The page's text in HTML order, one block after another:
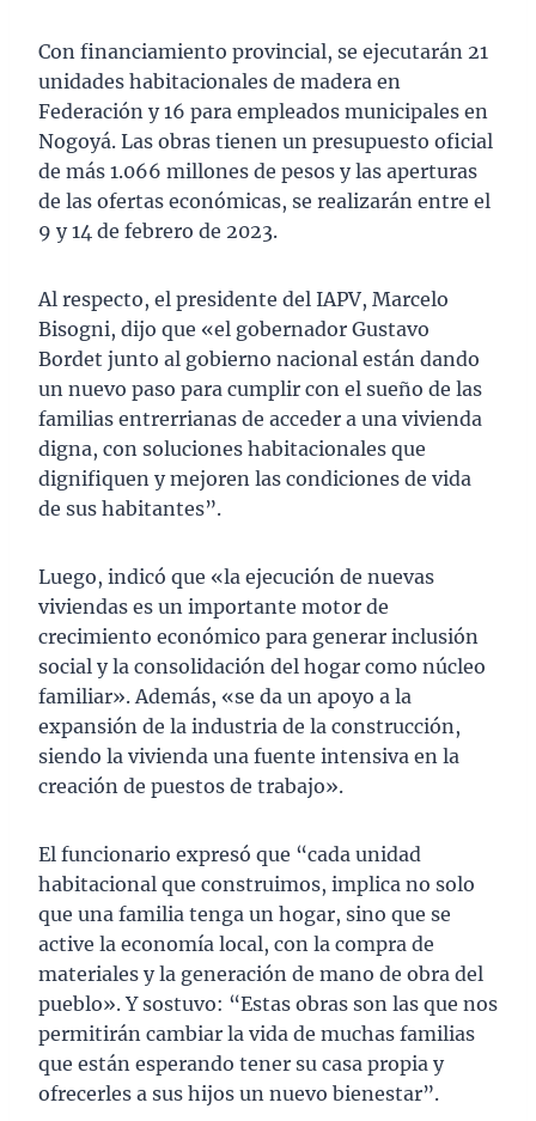
Con financiamiento provincial, se ejecutarán 21
unidades habitacionales de madera en
Federación y 16 para empleados municipales en
Nogoyá. Las obras tienen un presupuesto oficial
de más 1.066 millones de pesos y las aperturas
de las ofertas económicas, se realizarán entre el
9 y 14 de febrero de 2023.
Al respecto, el presidente del IAPV, Marcelo
Bisogni, dijo que «el gobernador Gustavo
Bordet junto al gobierno nacional están dando
un nuevo paso para cumplir con el sueño de las
familias entrerrianas de acceder a una vivienda
digna, con soluciones habitacionales que
dignifiquen y mejoren las condiciones de vida
de sus habitantes”.
Luego, indicó que «la ejecución de nuevas
viviendas es un importante motor de
crecimiento económico para generar inclusión
social y la consolidación del hogar como núcleo
familiar». Además, «se da un apoyo a la
expansión de la industria de la construcción,
siendo la vivienda una fuente intensiva en la
creación de puestos de trabajo».
El funcionario expresó que “cada unidad
habitacional que construimos, implica no solo
que una familia tenga un hogar, sino que se
active la economía local, con la compra de
materiales y la generación de mano de obra del
pueblo». Y sostuvo: “Estas obras son las que nos
permitirán cambiar la vida de muchas familias
que están esperando tener su casa propia y
ofrecerles a sus hijos un nuevo bienestar”.